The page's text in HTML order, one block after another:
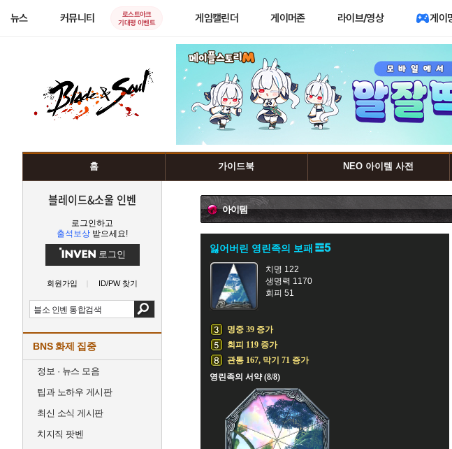
뉴스 커뮤니티
로스트아크
기대평 이벤트
게임캘린더 게이머존 라이브/영상 게이
홈 가이드북 NEO 아이템 사전
블레이드&소울 인벤
로그인하고
출석보상 받으세요!
로그인
회원가입 ID/PW 찾기
BNS 화제 집중
정보 · 뉴스 모음
팁과 노하우 게시판
최신 소식 게시판
치지직 팟벤
아이템
잃어버린 영린족의 보패
치명 122
생명력 1170
회피 51
명중 39 증가
회피 119 증가
관통 167, 막기 71 증가
영린족의 서약 (8/8)